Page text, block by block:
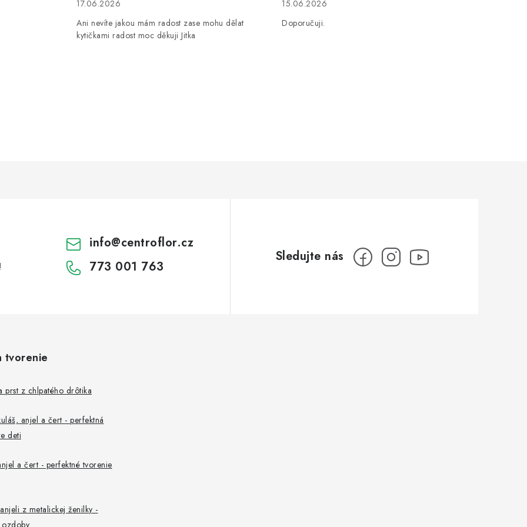
17.06.2026
Ani nevíte jakou mám radost zase mohu dělat
kytičkami radost moc děkuji Jitka
15.06.2026
Doporučuji.
info@centroflor.cz
773 001 763
tvorenie
prst z chlpatého drôtika
anjel a čert - perfektná
deti
a čert - perfektné tvorenie
z metalickej ženilky -